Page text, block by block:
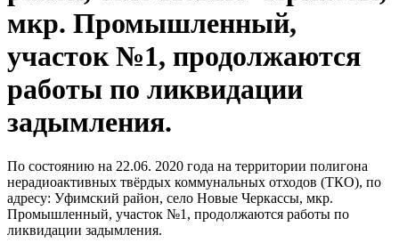
мкр. Промышленный,
участок №1, продолжаются
работы по ликвидации
задымления.
По состоянию на 22.06. 2020 года на территории полигона
нерадиоактивных твёрдых коммунальных отходов (ТКО), по
адресу: Уфимский район, село Новые Черкассы, мкр.
Промышленный, участок №1, продолжаются работы по
ликвидации задымления.